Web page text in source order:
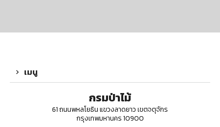
เมนู
กรมป่าไม้
61 ถนนพหลโยธิน แขวงลาดยาว เขตจตุจักร
กรุงเทพมหานคร 10900